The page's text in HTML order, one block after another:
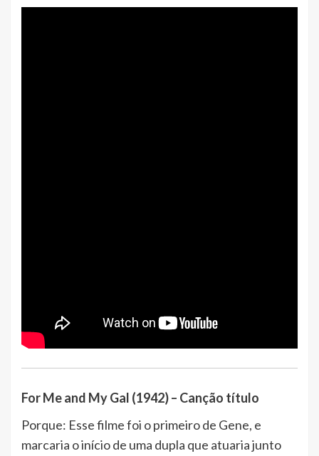
For Me and My Gal (1942) – Canção título
Porque: Esse filme foi o primeiro de Gene, e
marcaria o início de uma dupla que atuaria junto